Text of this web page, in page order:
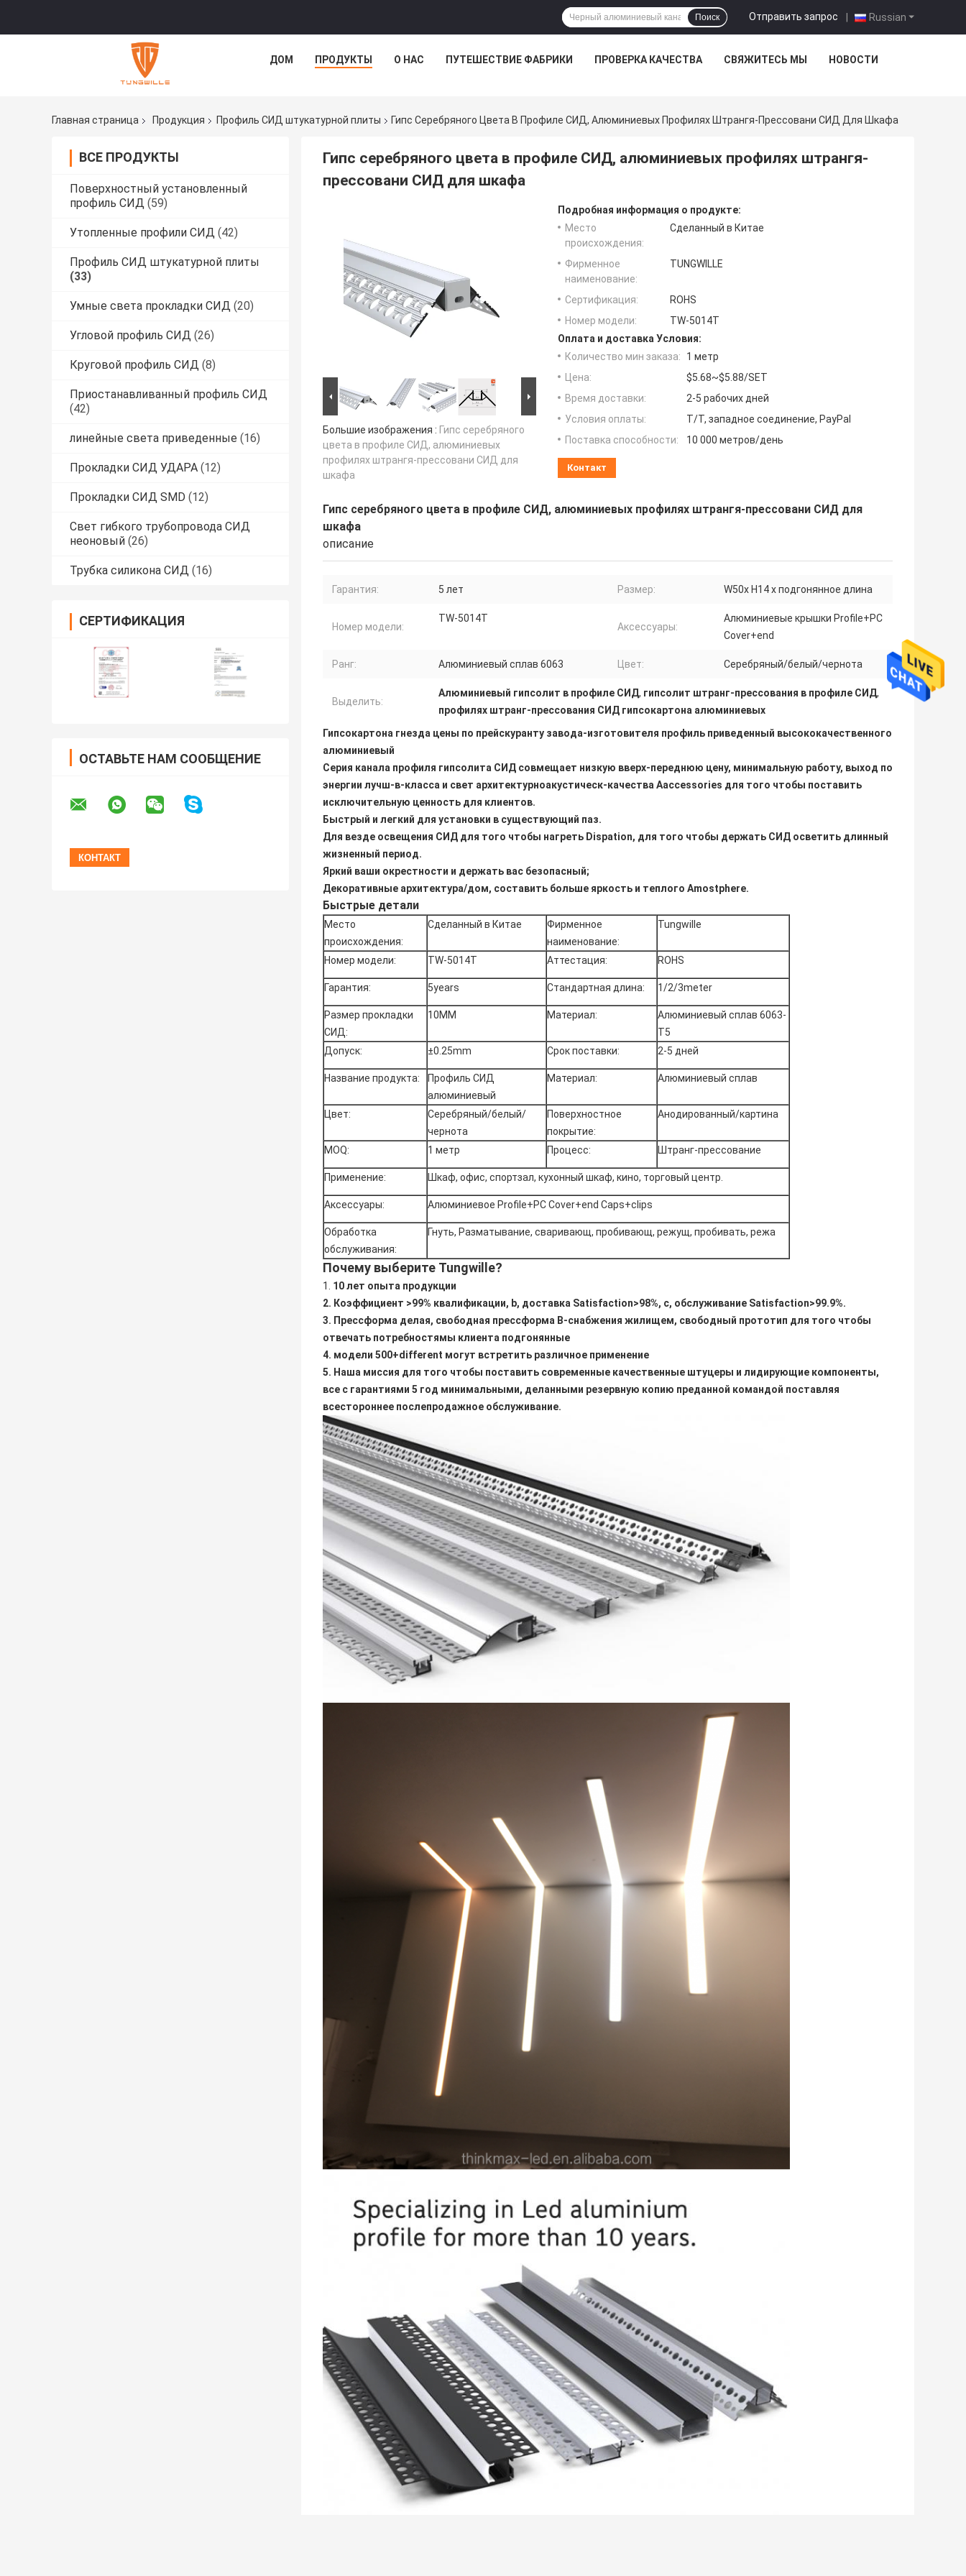
Russian
Отправить запрос |
Поиск
ДОМ ПРОДУКТЫ О НАС ПУТЕШЕСТВИЕ ФАБРИКИ ПРОВЕРКА КАЧЕСТВА СВЯЖИТЕСЬ МЫ НОВОСТИ
Главная страница Продукция Профиль СИД штукатурной плиты Гипс Серебряного Цвета В Профиле СИД, Алюминиевых Профилях Штрангя-Прессовани СИД Для Шкафа
ВСЕ ПРОДУКТЫ
Поверхностный установленный
профиль СИД (59)
Утопленные профили СИД (42)
Профиль СИД штукатурной плиты
(33)
Умные света прокладки СИД (20)
Угловой профиль СИД (26)
Круговой профиль СИД (8)
Приостанавливанный профиль СИД
(42)
линейные света приведенные (16)
Прокладки СИД УДАРА (12)
Прокладки СИД SMD (12)
Свет гибкого трубопровода СИД
неоновый (26)
Трубка силикона СИД (16)
СЕРТИФИКАЦИЯ
ОСТАВЬТЕ НАМ СООБЩЕНИЕ
Гипс серебряного цвета в профиле СИД, алюминиевых профилях штрангя-
прессовани СИД для шкафа
Большие изображения : Гипс серебряного
цвета в профиле СИД, алюминиевых
профилях штрангя-прессовани СИД для
шкафа
Подробная информация о продукте:
Место
происхождения:
Сделанный в Китае
Фирменное
наименование:
TUNGWILLE
Сертификация:
ROHS
Номер модели:
TW-5014T
Оплата и доставка Условия:
Количество мин заказа:
1 метр
Цена:
$5.68~$5.88/SET
Время доставки:
2-5 рабочих дней
Условия оплаты:
T/T, западное соединение, PayPal
Поставка способности:
10 000 метров/день
Контакт
Гипс серебряного цвета в профиле СИД, алюминиевых профилях штрангя-прессовани СИД для
шкафа
описание
Гарантия: 5 лет Размер: W50x H14 x подгонянное длина
Номер модели:
TW-5014T
Аксессуары:
Алюминиевые крышки Profile+PC
Cover+end
Ранг: Алюминиевый сплав 6063 Цвет: Серебряный/белый/чернота
Выделить:
Алюминиевый гипсолит в профиле СИД, гипсолит штранг-прессования в профиле СИД,
профилях штранг-прессования СИД гипсокартона алюминиевых
Гипсокартона гнезда цены по прейскуранту завода-изготовителя профиль приведенный высококачественного
алюминиевый
Серия канала профиля гипсолита СИД совмещает низкую вверх-переднюю цену, минимальную работу, выход по
энергии лучш-в-класса и свет архитектурноакустическ-качества Aaccessories для того чтобы поставить
исключительную ценность для клиентов.
Быстрый и легкий для установки в существующий паз.
Для везде освещения СИД для того чтобы нагреть Dispation, для того чтобы держать СИД осветить длинный
жизненный период.
Яркий ваши окрестности и держать вас безопасный;
Декоративные архитектура/дом, составить больше яркость и теплого Amostphere.
Быстрые детали
Место
происхождения:
Сделанный в Китае
Фирменное
наименование:
Tungwille
Номер модели: TW-5014T Аттестация: ROHS
Гарантия: 5years Стандартная длина: 1/2/3meter
Размер прокладки
СИД:
10MM Материал:
Алюминиевый сплав 6063-
T5
Допуск:
±0.25mm Срок поставки: 2-5 дней
Название продукта:
Профиль СИД
алюминиевый
Материал: Алюминиевый сплав
Цвет:
Серебряный/белый/
чернота
Поверхностное
покрытие:
Анодированный/картина
MOQ: 1 метр Процесс: Штранг-прессование
Применение: Шкаф, офис, спортзал, кухонный шкаф, кино, торговый центр.
Аксессуары: Алюминиевое Profile+PC Cover+end Caps+clips
Обработка
обслуживания:
Гнуть, Разматывание, сваривающ, пробивающ, режущ, пробивать, режа
Почему выберите Tungwille?
1. 10 лет опыта продукции
2. Коэффициент >99% квалификации, b, доставка Satisfaction>98%, c, обслуживание Satisfaction>99.9%.
3. Прессформа делая, свободная прессформа В-снабжения жилищем, свободный прототип для того чтобы
отвечать потребностямы клиента подгонянные
4. модели 500+different могут встретить различное применение
5. Наша миссия для того чтобы поставить современные качественные штуцеры и лидирующие компоненты,
все с гарантиями 5 год минимальными, деланными резервную копию преданной командой поставляя
всестороннее послепродажное обслуживание.